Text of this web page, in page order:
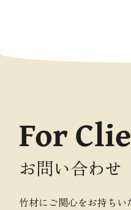
For
お問い合わせ
竹材にご関心をお持ち